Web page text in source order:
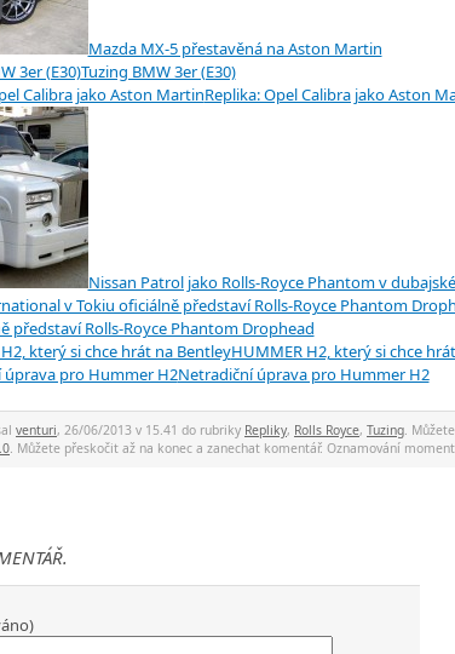
Mazda MX-5 přestavěná na Aston Martin
Tuzing BMW 3er (E30)
Replika: Opel Calibra jako Aston
Nissan Patrol jako Rolls-Royce Phantom v
představí Rolls-Royce Phantom Drophead
HUMMER H2, který si chce
Netradiční úprava pro Hummer H2
venturi, 26/06/2013 v 15.41 do rubriky Repliky, Rolls Royce, Tuzing .
. Můžete přeskočit až na konec a zanechat komentář. Oznamování